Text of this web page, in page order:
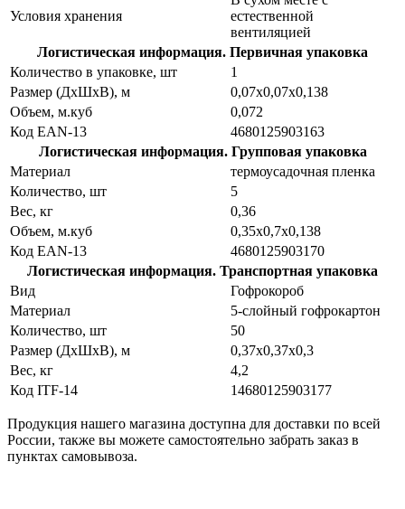
Условия хранения
естественной
вентиляцией
Логистическая информация. Первичная упаковка
Количество в упаковке, шт
1
Размер (ДхШхВ), м
0,07х0,07х0,138
Объем, м.куб
0,072
Код EAN-13
4680125903163
Логистическая информация. Групповая упаковка
Материал
термоусадочная пленка
Количество, шт
5
Вес, кг
0,36
Объем, м.куб
0,35х0,7х0,138
Код EAN-13
4680125903170
Логистическая информация. Транспортная упаковка
Вид
Гофрокороб
Материал
5-слойный гофрокартон
Количество, шт
50
Размер (ДхШхВ), м
0,37х0,37х0,3
Вес, кг
4,2
Код ITF-14
14680125903177
Продукция нашего магазина доступна для доставки по всей
России, также вы можете самостоятельно забрать заказ в
пунктах самовывоза.